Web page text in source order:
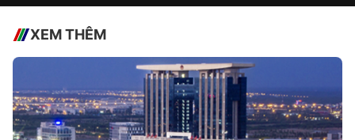
XEM THÊM